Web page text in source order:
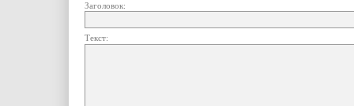
Заголовок:
Текст: